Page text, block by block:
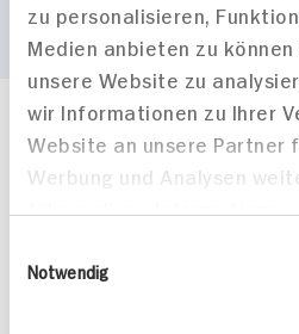
zu personalisieren,
Medien anbieten zu
unsere Website zu
wir Informationen zu Ihrer
Website an unsere Partner
Werbung und Analysen
bereitgestellt haben oder
Notwendig
Mehr Informationen in unserem
Wir beantworten gerne Ihre
Montag - Donnerstag: 9 bis 16 Uhr